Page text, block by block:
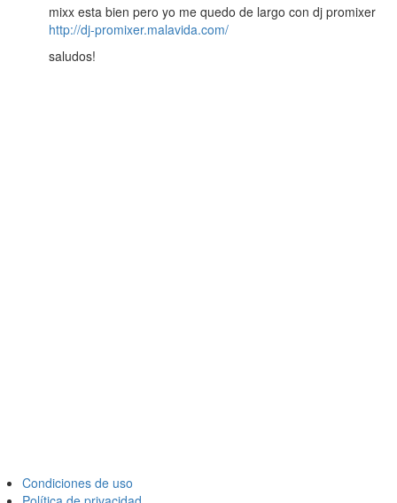
mixx esta bien pero yo me quedo de largo con dj promixer
http://dj-promixer.malavida.com/
saludos!
Condiciones de uso